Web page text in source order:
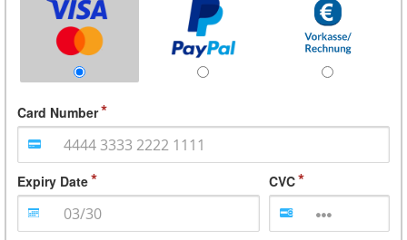
Card Number
Expiry Date CVC